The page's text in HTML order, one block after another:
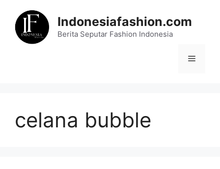
content
Indonesiafashion.com
Berita Seputar Fashion Indonesia
Menu
celana bubble